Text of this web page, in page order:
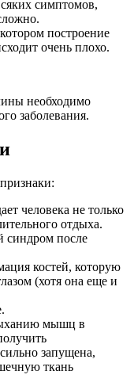
симптомов,
построение
очень плохо.
необходимо
заболевания.
человека не только
отдыха.
синдром после
костей, которую
(хотя она еще и
мышц в
запущена,
ткань